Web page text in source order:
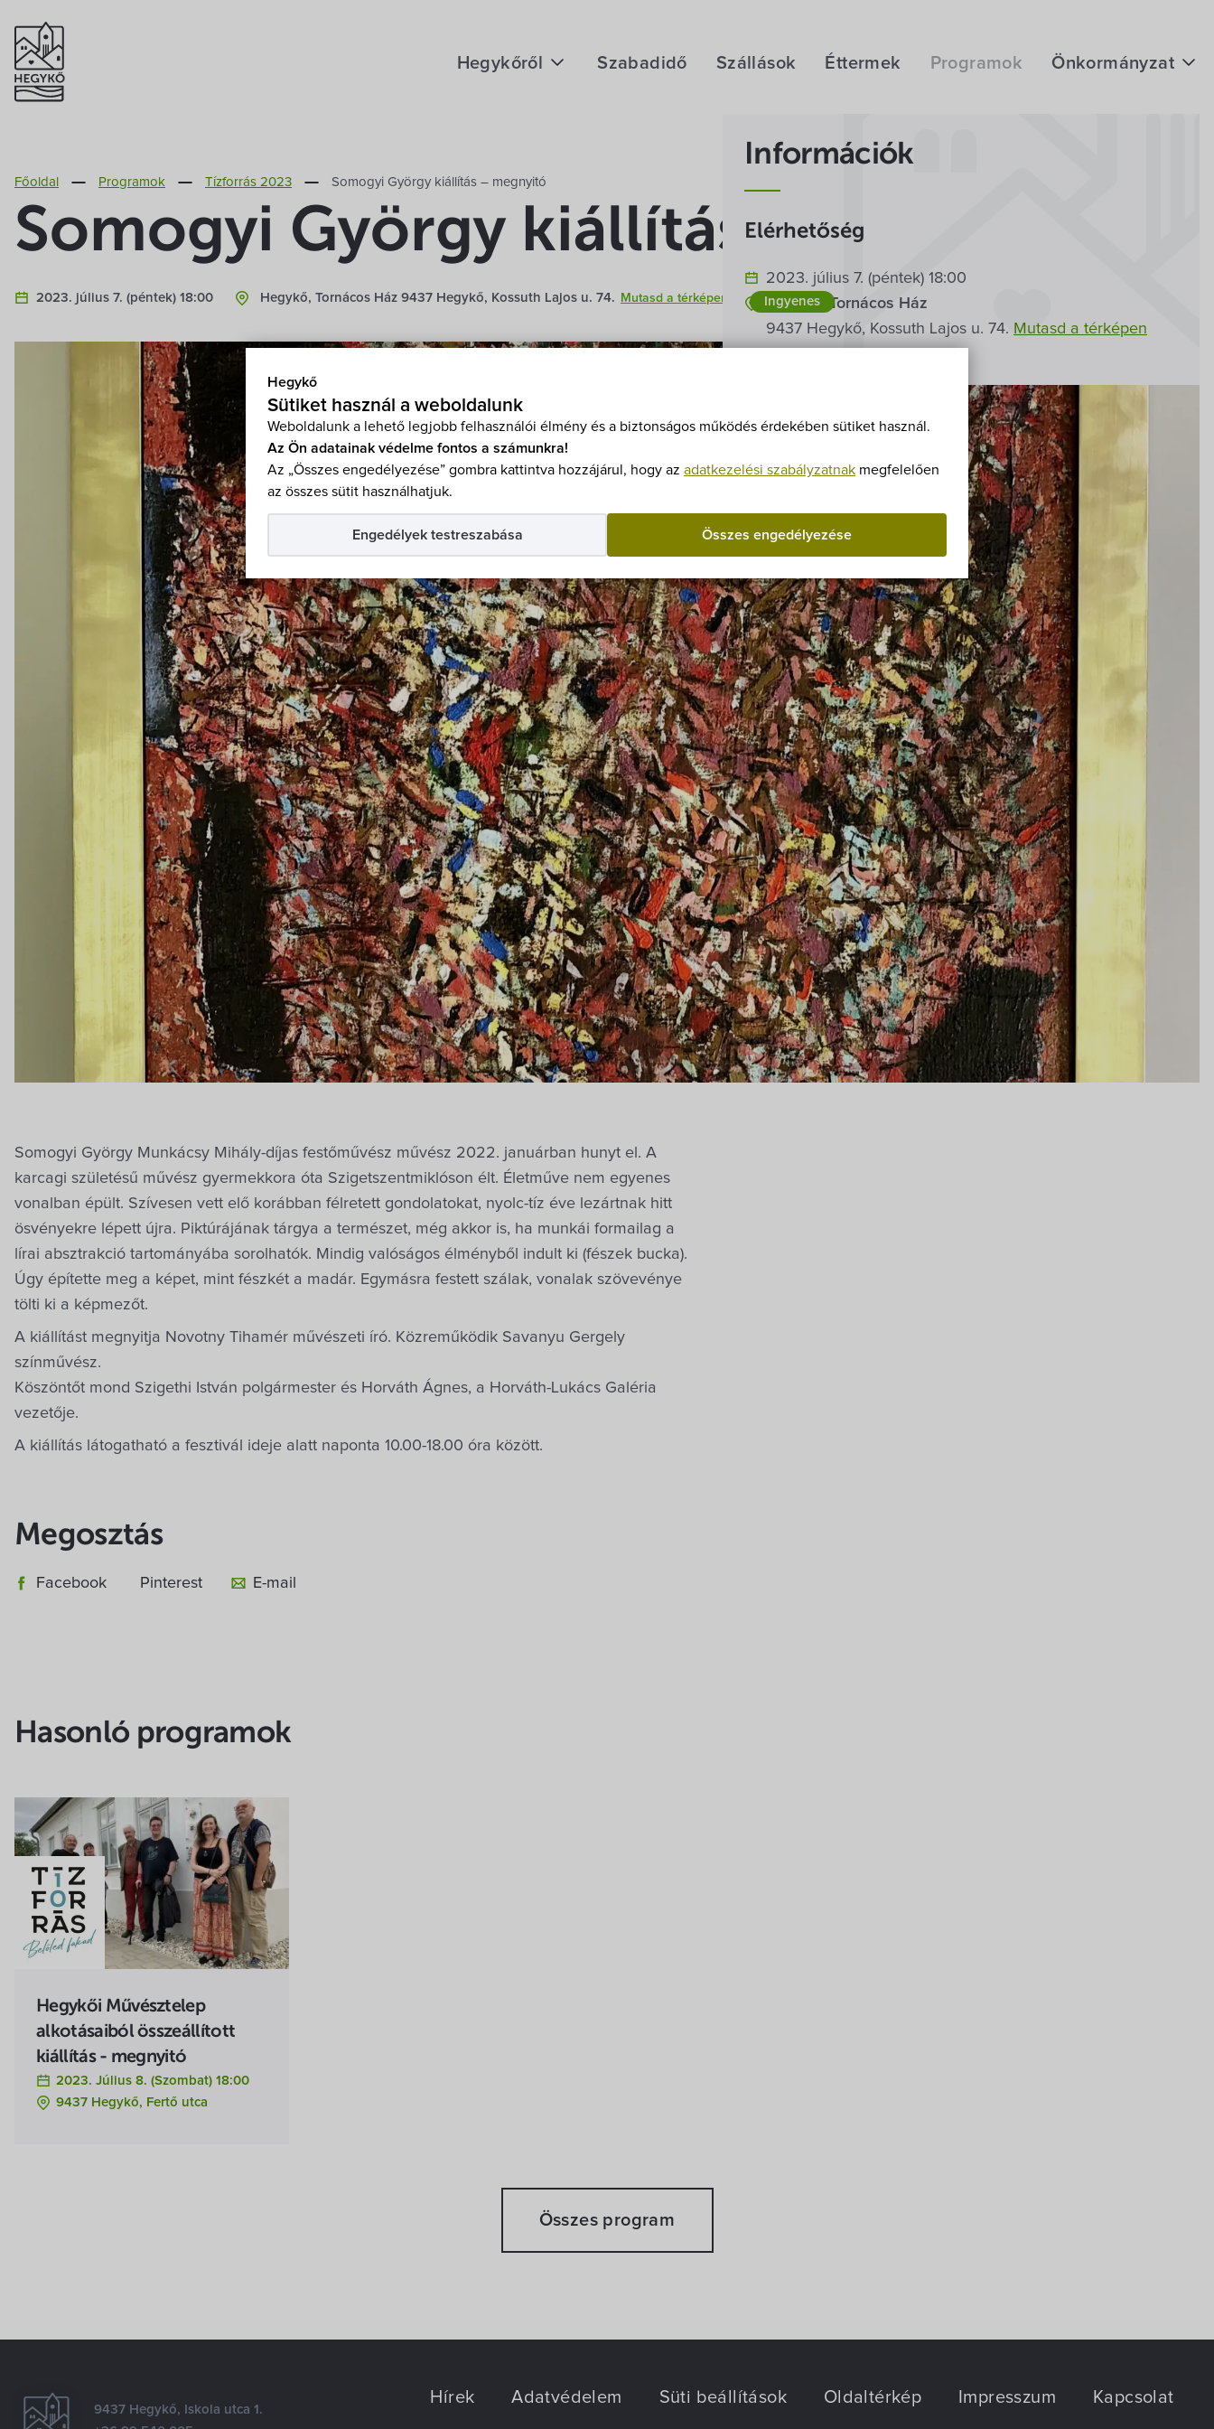
Hegykő
Sütiket használ a weboldalunk
Weboldalunk a lehető legjobb felhasználói élmény és a biztonságos működés érdekében sütiket használ.
Az Ön adatainak védelme fontos a számunkra!
Az „Összes engedélyezése” gombra kattintva hozzájárul, hogy az adatkezelési szabályzatnak megfelelően
az összes sütit használhatjuk.
Összes engedélyezése
Engedélyek testreszabása
Hegykőről
Földrajzi adottság
Éghajlat
Szabadidő Szállások Éttermek Programok Önkormányzat
Közoktatási Intézmények
Villa Igku Kft.
Közérdekű adatok
Pályázatok
Dokumentumok
Főoldal Programok Tízforrás 2023 Somogyi György kiállítás – megnyitó
Somogyi György kiállítás – megnyitó
2023. július 7. (péntek) 18:00 Hegykő, Tornácos Ház 9437 Hegykő, Kossuth Lajos u. 74. Mutasd a térképen Ingyenes Fedett helyen
Somogyi György Munkácsy Mihály-díjas festőművész művész 2022. januárban hunyt el. A
karcagi születésű művész gyermekkora óta Szigetszentmiklóson élt. Életműve nem egyenes
vonalban épült. Szívesen vett elő korábban félretett gondolatokat, nyolc-tíz éve lezártnak hitt
ösvényekre lépett újra. Piktúrájának tárgya a természet, még akkor is, ha munkái formailag a
lírai absztrakció tartományába sorolhatók. Mindig valóságos élményből indult ki (fészek bucka).
Úgy építette meg a képet, mint fészkét a madár. Egymásra festett szálak, vonalak szövevénye
tölti ki a képmezőt.
A kiállítást megnyitja Novotny Tihamér művészeti író. Közreműködik Savanyu Gergely
színművész.
Köszöntőt mond Szigethi István polgármester és Horváth Ágnes, a Horváth-Lukács Galéria
vezetője.
A kiállítás látogatható a fesztivál ideje alatt naponta 10.00-18.00 óra között.
Megosztás
Facebook Pinterest E-mail
Információk
Elérhetőség
2023. július 7. (péntek) 18:00
Hegykő, Tornácos Ház
9437 Hegykő, Kossuth Lajos u. 74. Mutasd a térképen
Hasonló programok
Hegykői Művésztelep
alkotásaiból összeállított
kiállítás - megnyitó
2023. Július 8. (szombat) 18:00
9437 Hegykő, Fertő utca
Összes program
9437 Hegykő, Iskola utca 1.
Hírek Adatvédelem Süti beállítások Oldaltérkép Impresszum Kapcsolat